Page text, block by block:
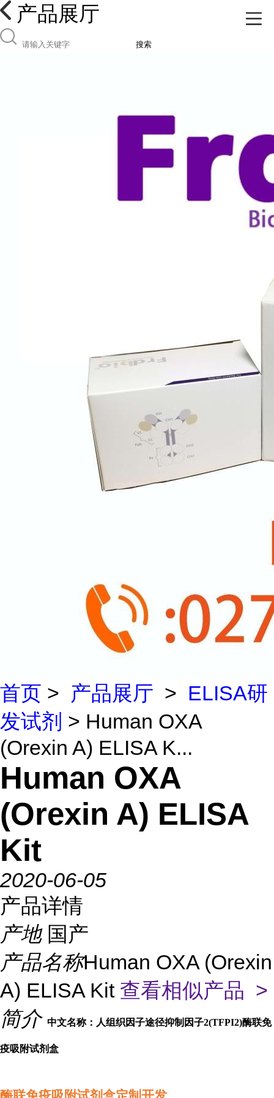
产品展厅
搜索
首页 > 产品展厅 > ELISA研
发试剂 > Human OXA
(Orexin A) ELISA K...
Human OXA
(Orexin A) ELISA
Kit
2020-06-05
产品详情
产地 国产
产品名称Human OXA (Orexin
A) ELISA Kit 查看相似产品 >
简介 中文名称：人组织因子途径抑制因子2(TFPI2)酶联免
疫吸附试剂盒